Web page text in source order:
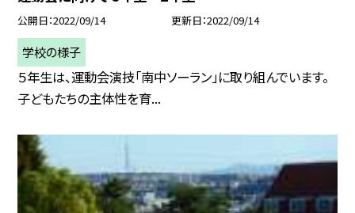
公開日 2022/09/14 更新日 2022/09/14
学校の様子
５年生は、運動会演技「南中ソーラン」に取り組んでいます。
子どもたちの主体性を育...